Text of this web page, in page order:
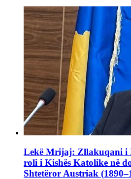
Lekë Mrijaj: Zllakuqani i
roli i Kishës Katolike në
Shtetëror Austriak